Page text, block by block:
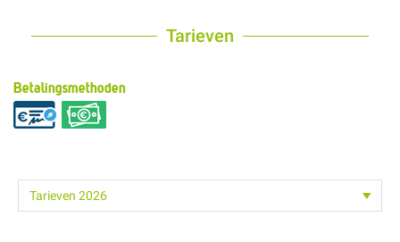
Tarieven
Betalingsmethoden